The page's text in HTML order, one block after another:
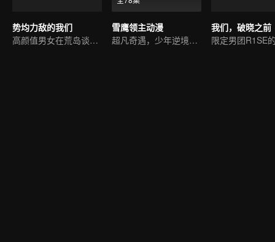
势均力敌的我们
高颜值男女在荒岛谈恋爱
雪鹰领主动漫
超凡奇遇，少年逆境重生
我们，破晓之前